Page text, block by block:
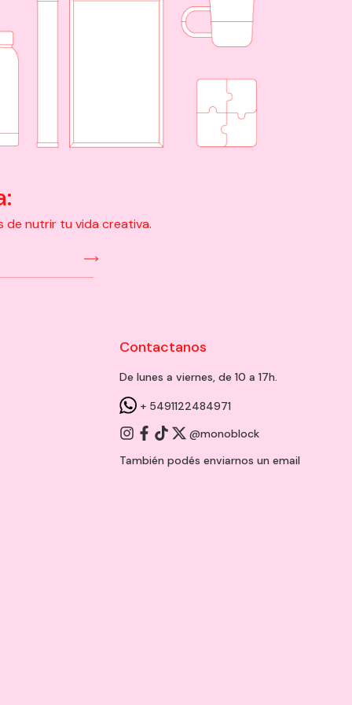
de nutrir tu vida creativa.
Contactanos
De lunes a viernes, de 10 a 17h.
+ 5491122484971
@monoblock
También podés enviarnos un email